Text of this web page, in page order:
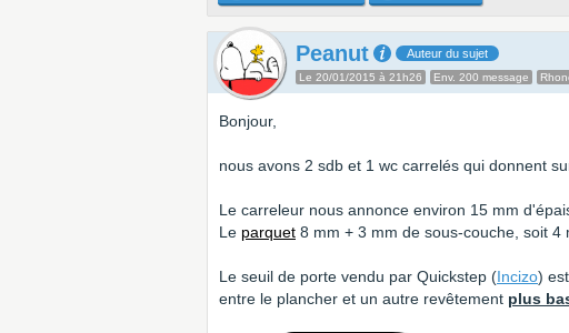
Peanut Auteur du sujet
Le 20/01/2015 à 21h26 Env. 200 message
Bonjour,
nous avons 2 sdb et 1 wc carrelés qui donnent
Le carreleur nous annonce environ 15 mm
Le parquet 8 mm + 3 mm de sous-couche, soit 4
Le seuil de porte vendu par Quickstep (Incizo)
entre le plancher et un autre revêtement plus